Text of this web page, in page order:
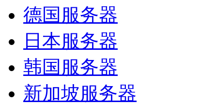
德国服务器
日本服务器
韩国服务器
新加坡服务器